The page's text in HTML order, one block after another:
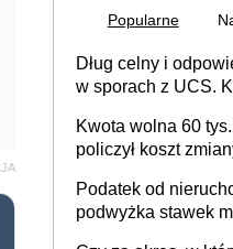
Popularne
Dług celny i
w sporach z UCS.
Kwota wolna 60
policzył koszt
Podatek od
podwyżka stawek